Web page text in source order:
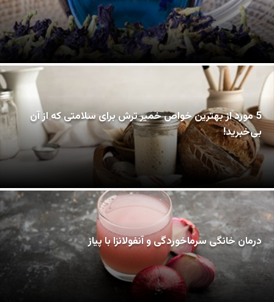
5 مورد از بهترین خواص خمیر ترش برای سلامتی که از آن
بی‌خبرید!
درمان خانگی سرماخوردگی و آنفولانزا با پیاز